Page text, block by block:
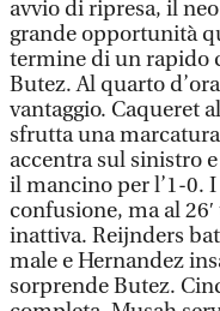
avvio di ripresa, il
grande opportunità
termine di un rapido
Butez. Al quarto
vantaggio. Caqueret
sfrutta una
accentra sul sinistro
il mancino per l’1-0.
confusione, ma al
inattiva. Reijnders
male e Hernandez
sorprende Butez.